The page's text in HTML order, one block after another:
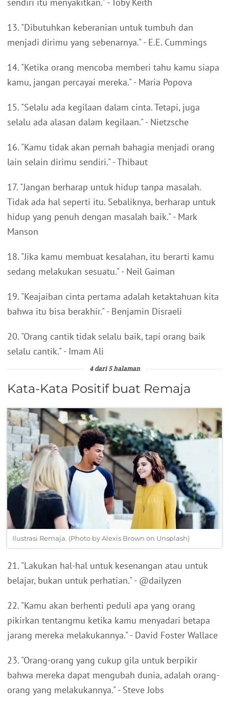
13. "Dibutuhkan keberanian untuk tumbuh dan
menjadi dirimu yang sebenarnya." - E.E. Cummings
14. "Ketika orang mencoba memberi tahu kamu siapa
kamu, jangan percayai mereka." - Maria Popova
15. "Selalu ada kegilaan dalam cinta. Tetapi, juga
selalu ada alasan dalam kegilaan." - Nietzsche
16. "Kamu tidak akan pernah bahagia menjadi orang
lain selain dirimu sendiri." - Thibaut
17. "Jangan berharap untuk hidup tanpa masalah.
Tidak ada hal seperti itu. Sebaliknya, berharap untuk
hidup yang penuh dengan masalah baik." - Mark
Manson
18. "Jika kamu membuat kesalahan, itu berarti kamu
sedang melakukan sesuatu." - Neil Gaiman
19. "Keajaiban cinta pertama adalah ketaktahuan kita
bahwa itu bisa berakhir." - Benjamin Disraeli
20. "Orang cantik tidak selalu baik, tapi orang baik
selalu cantik." - Imam Ali
4 dari 5 halaman
Kata-Kata Positif buat Remaja
Ilustrasi Remaja. (Photo by Alexis Brown on Unsplash)
21. "Lakukan hal-hal untuk kesenangan atau untuk
belajar, bukan untuk perhatian." - @dailyzen
22. "Kamu akan berhenti peduli apa yang orang
pikirkan tentangmu ketika kamu menyadari betapa
jarang mereka melakukannya." - David Foster Wallace
23. "Orang-orang yang cukup gila untuk berpikir
bahwa mereka dapat mengubah dunia, adalah orang-
orang yang melakukannya." - Steve Jobs